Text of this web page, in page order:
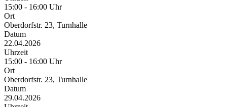
15:00 - 16:00 Uhr
Ort
Oberdorfstr. 23, Turnhalle
Datum
22.04.2026
Uhrzeit
15:00 - 16:00 Uhr
Ort
Oberdorfstr. 23, Turnhalle
Datum
29.04.2026